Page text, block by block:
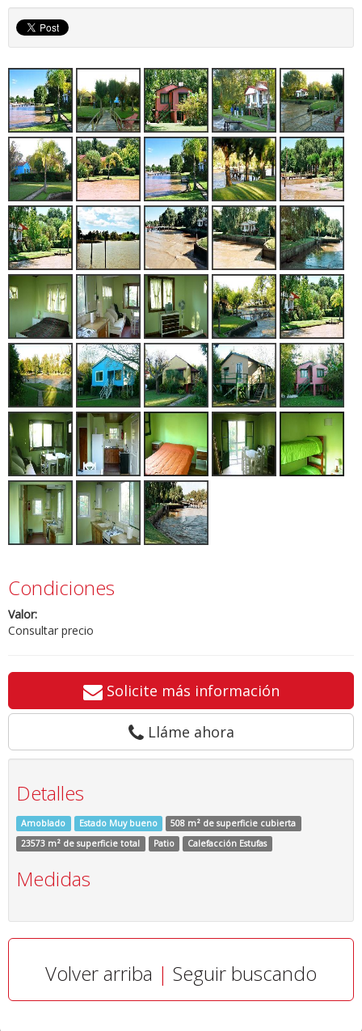
Condiciones
Valor:
Consultar precio
Solicite más información
Lláme ahora
Detalles
Amoblado Estado Muy bueno
508 m² de superficie cubierta
23573 m² de superficie total
Patio Calefacción Estufas
Medidas
Volver arriba | Seguir buscando